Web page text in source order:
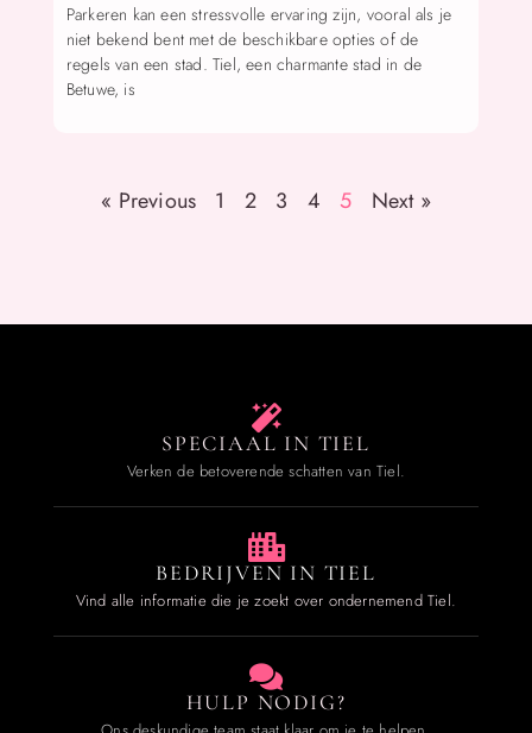
Parkeren kan een stressvolle ervaring zijn, vooral als je
niet bekend bent met de beschikbare opties of de
regels van een stad. Tiel, een charmante stad in de
Betuwe, is
« Previous 1 2 3 4 5 Next »
SPECIAAL IN TIEL
Verken de betoverende schatten van Tiel.
BEDRIJVEN IN TIEL
Vind alle informatie die je zoekt over ondernemend Tiel.
HULP NODIG?